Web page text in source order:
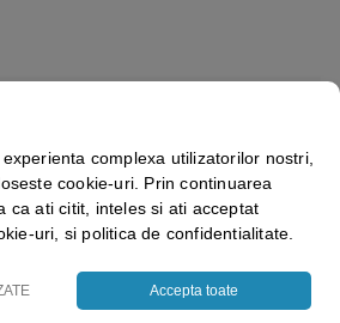
Rhino Safetycomplexa utilizatorilor nostri,
cookie-uri. Prin continuarea
ca ati citit, inteles si ati acceptat
uri, si politica de confidentialitate.
Accepta toate